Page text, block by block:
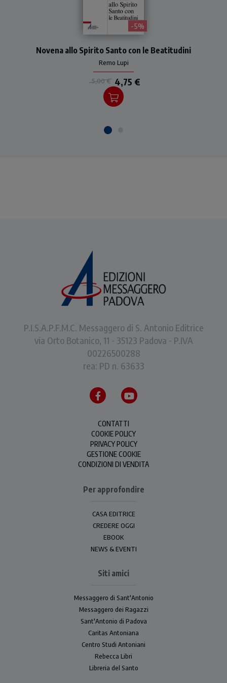
- 5%
Santo che può essere usata
in preparazione alla
Pentecoste o in qualunque
altro momento.
Remo Lupi
Novena allo Spirito Santo con le Beatitudini
5,00 € 4,75 €
P.I.S.A.P.F.M.C. Messaggero di S. Antonio Editrice
via Orto Botanico, 11 - 35123 Padova - P.IVA
00226500288
rea: PD n. 63633
CONTATTI
COOKIE POLICY
PRIVACY POLICY
GESTIONE COOKIE
CONDIZIONI DI VENDITA
Per approfondire
CASA EDITRICE
CREDERE OGGI
EBOOK
NEWS & EVENTI
Siti amici
Messaggero di Sant'Antonio
Messaggero dei Ragazzi
Sant'Antonio di Padova
Caritas Antoniana
Centro Studi Antoniani
Rebecca Libri
Libreria del Santo